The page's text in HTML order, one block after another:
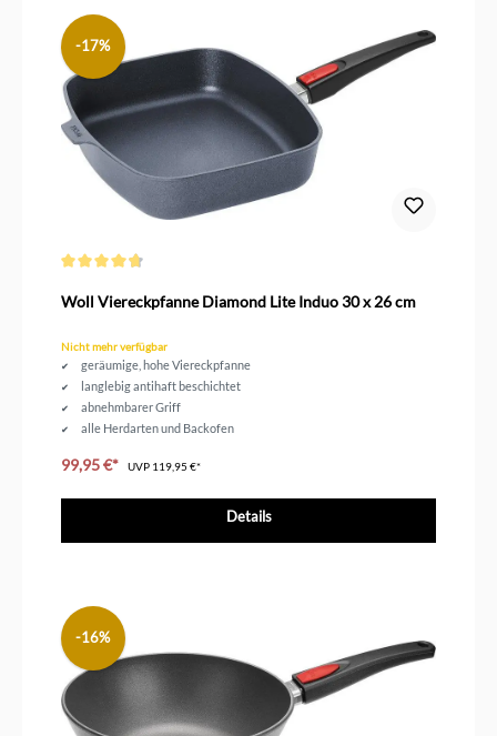
-17%
Woll Viereckpfanne Diamond Lite Induo 30 x 26 cm
Nicht mehr verfügbar
geräumige, hohe Viereckpfanne
langlebig antihaft beschichtet
abnehmbarer Griff
alle Herdarten und Backofen
99,95 €* UVP 119,95 €*
Details
-16%